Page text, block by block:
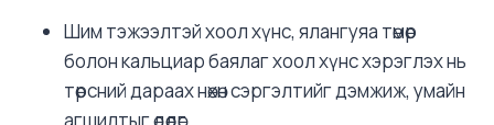
Шим тэжээлтэй хоол хүнс, ялангуяа төмөр
болон кальциар баялаг хоол хүнс хэрэглэх нь
төрсний дараах нөхөн сэргэлтийг дэмжиж, умайн
агшилтыг өдөөдөг.